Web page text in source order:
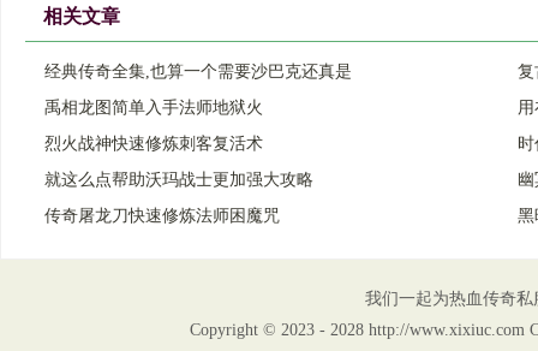
相关文章
经典传奇全集,也算一个需要沙巴克还真是
复
禹相龙图简单入手法师地狱火
烈火战神快速修炼刺客复活术
就这么点帮助沃玛战士更加强大攻略
传奇屠龙刀快速修炼法师困魔咒
黑
我们一起为热血传奇
Copyright © 2023 - 2028 http://www.xixiuc.com